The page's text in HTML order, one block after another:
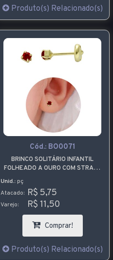
Produto(s) Relacionado(s)
Cód.: BO0071
BRINCO SOLITÁRIO INFANTIL
FOLHEADO A OURO COM STRASS
Unid.: pç
Atacado: R$ 5,75
Varejo: R$ 11,50
Comprar!
Produto(s) Relacionado(s)